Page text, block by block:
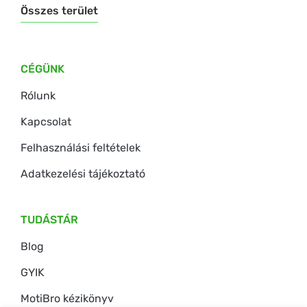
Összes terület
CÉGÜNK
Rólunk
Kapcsolat
Felhasználási feltételek
Adatkezelési tájékoztató
TUDÁSTÁR
Blog
GYIK
MotiBro kézikönyv